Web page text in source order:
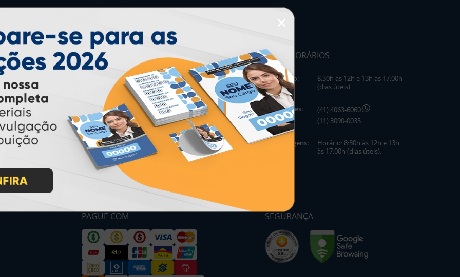
INSTRUÇÕES
Como Comprar
Como exportar em
Entrega 12 Horas
Garantia
Montagem e Fechamento de
Arquivo
Perguntas Frequentes
HORÁRIOS
Horário:
8:30h às 12h e 13h às 17:00h
(dias úteis).
Telefones:
(41) 4063-6060
(11) 3090-0035
Mensagens:
Horário: 8:30h às 12h e 13h
às 17:00h (dias úteis).
PAGUE COM SEGURANÇA